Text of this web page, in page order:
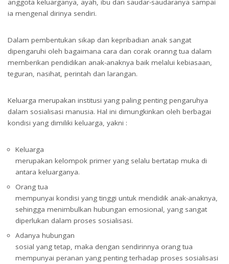
Agen Sosialisasi dari sudut pandang Sosiologi
anggota keluarganya, ayah, ibu dan saudar-saudaranya sampai
ia mengenal dirinya sendiri.
Dalam pembentukan sikap dan kepribadian anak sangat
dipengaruhi oleh bagaimana cara dan corak oranng tua dalam
memberikan pendidikan anak-anaknya baik melalui kebiasaan,
teguran, nasihat, perintah dan larangan.
Keluarga merupakan institusi yang paling penting pengaruhya
dalam sosialisasi manusia. Hal ini dimungkinkan oleh berbagai
kondisi yang dimiliki keluarga, yakni :
Keluarga
merupakan kelompok primer yang selalu bertatap muka di
antara keluarganya.
Orang tua
mempunyai kondisi yang tinggi untuk mendidik anak-anaknya,
sehingga menimbulkan hubungan emosional, yang sangat
diperlukan dalam proses sosialisasi.
Adanya hubungan
sosial yang tetap, maka dengan sendirinnya orang tua
mempunyai peranan yang penting terhadap proses sosialisasi